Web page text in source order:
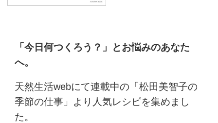
「今日何つくろう？」とお悩みのあなた
へ。
天然生活webにて連載中の「松田美智子の
季節の仕事」より人気レシピを集めまし
た。